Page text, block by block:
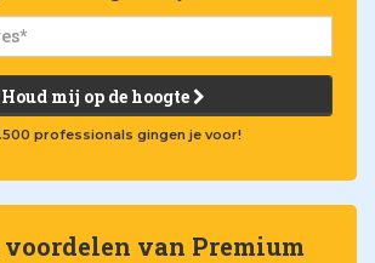
Houd mij op de hoogte
professionals gingen je voor!
voordelen van Premium